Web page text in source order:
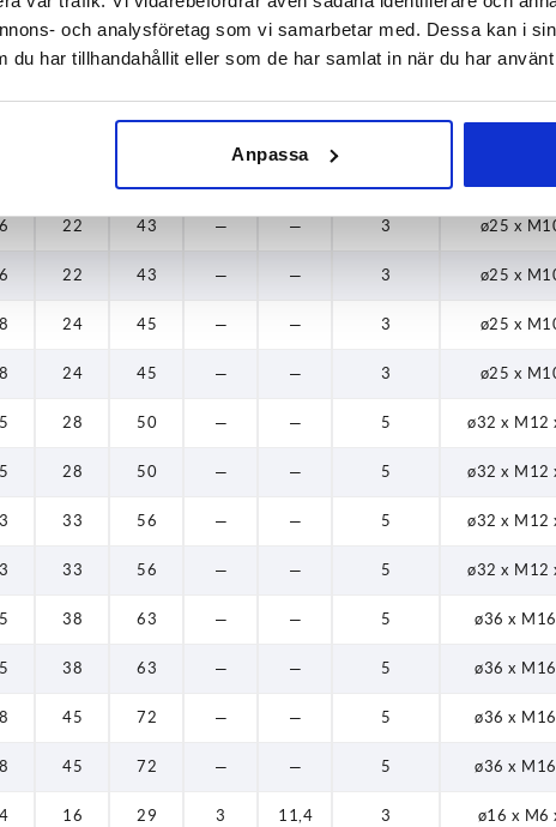
och analysföretag som vi samarbetar med. Dessa kan i
du har tillhandahållit eller som de har samlat in när du har
Anpassa
19 39 — — 3 ø20 x
40 — — 3 ø25 x
22 43 — — 3 ø25 x
22 43 — — 3 ø25 x
24 45 — — 3 ø25 x
24 45 — — 3 ø25 x
28 50 — — 5 ø32 x M12
28 50 — — 5 ø32 x M12
33 56 — — 5 ø32 x M12
33 56 — — 5 ø32 x M12
38 63 — — 5 ø36 x
38 63 — — 5 ø36 x
45 72 — — 5 ø36 x
45 72 — — 5 ø36 x
16 29 3 11,4 3 ø16 x M6